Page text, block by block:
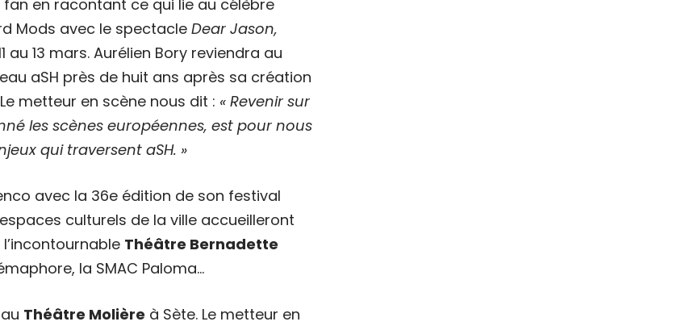
en racontant ce qui lie au célèbre
Mods avec le spectacle Dear Jason,
au 13 mars. Aurélien Bory reviendra au
aSH près de huit ans après sa création
metteur en scène nous dit : « Revenir sur
les scènes européennes, est pour nous
qui traversent aSH. »
avec la 36e édition de son festival
culturels de la ville accueilleront
Théâtre Bernadette
la SMAC Paloma…
Théâtre Molière à Sète. Le metteur en